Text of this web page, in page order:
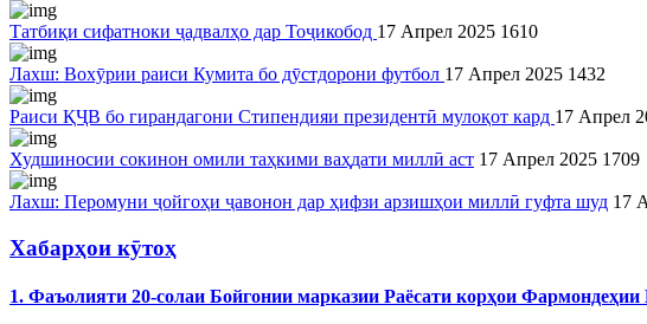
Татбиқи сифатноки ҷадвалҳо дар Тоҷикобод 17 Апрел 2025 1610
Лахш: Вохӯрии раиси Кумита бо дӯстдорони футбол 17 Апрел 2025 1432
Раиси ҚҶВ бо гирандагони Стипендияи президентӣ мулоқот кард 17 Апрел
Худшиносии сокинон омили таҳкими ваҳдати миллӣ аст 17 Апрел 2025 1709
Лахш: Перомуни ҷойгоҳи ҷавонон дар ҳифзи арзишҳои миллӣ гуфта шуд 17
Хабарҳои кӯтоҳ
1. Фаъолияти 20-солаи Бойгонии марказии Раёсати корҳои